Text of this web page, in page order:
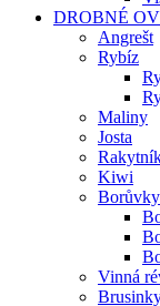
DROBNÉ
Angrešt
Rybíz
Maliny
Josta
Kiwi
Borůvky
Vinná